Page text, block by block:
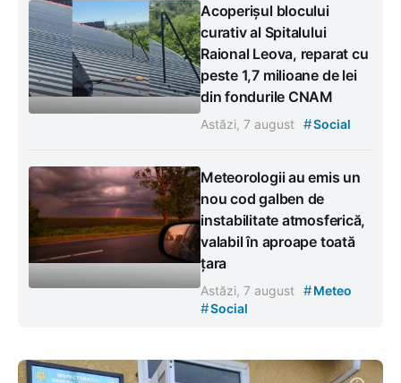
Acoperișul blocului
curativ al Spitalului
Raional Leova, reparat cu
peste 1,7 milioane de lei
din fondurile CNAM
Astăzi, 7 august #Social
Meteorologii au emis un
nou cod galben de
instabilitate atmosferică,
valabil în aproape toată
țara
Astăzi, 7 august #Meteo
#Social